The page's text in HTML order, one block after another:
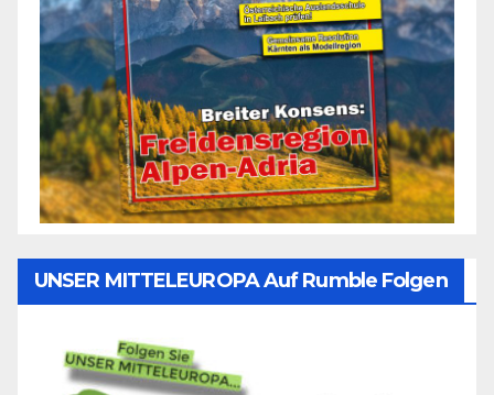
UNSER MITTELEUROPA Auf Rumble Folgen